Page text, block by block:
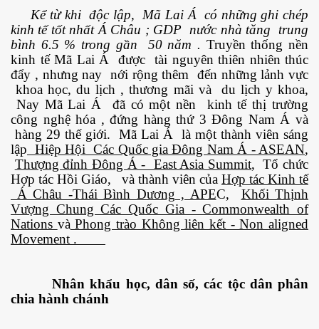
Kể từ khi độc lập, Mã Lai Á có những ghi chép
kinh tế tốt nhất Á Châu ; GDP nước nhà tăng trung
bình 6.5 % trong gần 50 năm . Truyền thống nền
kinh tế Mã Lai Á được tài nguyên thiên nhiên thúc
đẩy , nhưng nay nới rộng thêm đến những lảnh vực
khoa học, du lịch , thương mãi và du lịch y khoa,
Nay Mã Lai Á đã có một nền kinh tế thị trường
công nghệ hóa , đứng hàng thứ 3 Đông Nam Á và
hàng 29 thế giới. Mã Lai Á là một thành viên sáng
lập Hiệp Hội Các Quốc gia Đông Nam Á - ASEAN,
Thượng đỉnh Đông Á - East Asia Summit, Tổ chức
Hợp tác Hồi Giáo, và thành viên của Hợp tác Kinh tế
Á Châu -Thái Bình Dương , APEC, Khối Thịnh
Vượng Chung Các Quốc Gia - Commonwealth of
Nations vàPhong trào Không liên kết - Non aligned
Movement .
Nhân khẩu học, dân số, các tộc dân phân
chia hành chánh
và ĐBCL